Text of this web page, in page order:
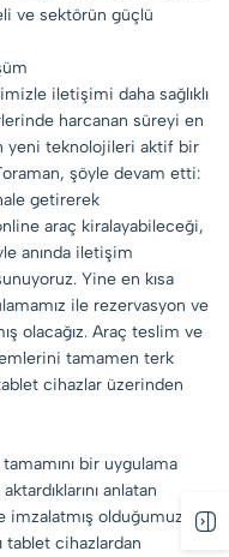
ve sektörün güçlü
iletişimi daha sağlıklı
harcanan süreyi en
yeni teknolojileri aktif bir
şöyle devam etti:
getirerek
araç kiralayabileceği,
anında iletişim
Yine en kısa
ile rezervasyon ve
olacağız. Araç teslim ve
tamamen terk
cihazlar üzerinden
bir uygulama
anlatan
imzalatmış olduğumuz
tablet cihazlardan